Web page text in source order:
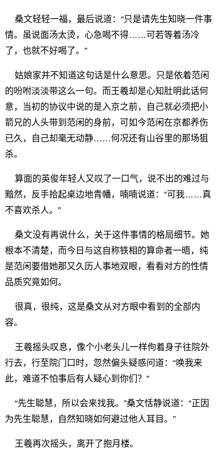
桑文轻轻一福，最后说道：“只是请先生知晓一件事
情。虽说面汤太烫，心急喝不得……可若等着汤冷
了，也就不好喝了。”
姑娘家并不知道这句话是什么意思。只是依着范闲
的吩咐淡淡带这么一句。而王羲却是心知肚明此话何
意，当初的协议中说的是入京之前，自己就必须把小
箭兄的人头带到范闲的身前，可如今范闲在京都养伤
已久，自己却毫无动静……何况还有山谷里的那场狙
杀。
算面的英俊年轻人又叹了一口气，说不出的难过与
黯然，反手拾起桌边地青幡，喃喃说道：“可我……真
不喜欢杀人。”
桑文没有再说什么，关于这件事情的格局细节。她
根本不清楚，而今日与这自称铁相的算命者一晤，纯
是范闲要借她那又久历人事地双眼，看看对方的性情
品质究竟如何。
很真，很纯，这是桑文从对方眼中看到的全部内
容。
王羲摇头叹息，像个小老头儿一样佝着身子往院外
行去，行至院门口时，忽然偏头疑惑问道：“唤我来
此，难道不怕事后有人疑心到你们？”
“先生聪慧，所以会来找我。”桑文恬静说道：“正因
为先生聪慧，自然知晓如何避过他人耳目。”
王羲再次摇头，离开了抱月楼。